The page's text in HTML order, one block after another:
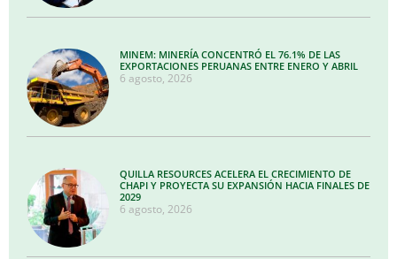
MINEM: MINERÍA CONCENTRÓ EL 76.1% DE LAS
EXPORTACIONES PERUANAS ENTRE ENERO Y ABRIL
6 agosto, 2026
QUILLA RESOURCES ACELERA EL CRECIMIENTO DE
CHAPI Y PROYECTA SU EXPANSIÓN HACIA FINALES DE
2029
6 agosto, 2026